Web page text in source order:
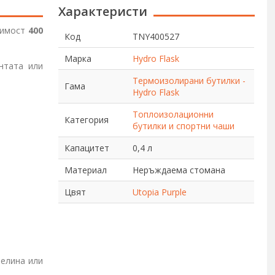
400
или
или
Характеристи
Код
TNY400527
Марка
Hydro Flask
Гама
Термоизолирани бутилки -
Hydro Flask
Категория
Топлоизолационни
бутилки и спортни чаши
Капацитет
0,4 л
Материал
Неръждаема стомана
Цвят
Utopia Purple